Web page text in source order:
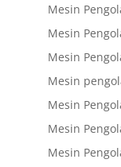
Mesin
Mesin
Mesin
Mesin
Mesin
Mesin
Mesin